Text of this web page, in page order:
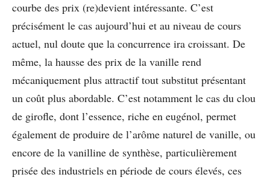
courbe des prix (re)devient intéressante. C’est
précisément le cas aujourd’hui et au niveau de cours
actuel, nul doute que la concurrence ira croissant. De
même, la hausse des prix de la vanille rend
mécaniquement plus attractif tout substitut présentant
un coût plus abordable. C’est notamment le cas du clou
de girofle, dont l’essence, riche en eugénol, permet
également de produire de l’arôme naturel de vanille, ou
encore de la vanilline de synthèse, particulièrement
prisée des industriels en période de cours élevés, ces